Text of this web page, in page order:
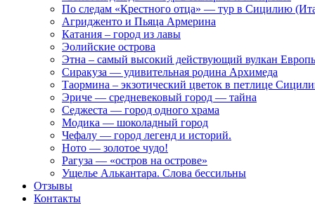
По следам «Крестного отца» — тур в Сицилию
Агридженто и Пьяца Армерина
Катания – город из лавы
Эолийские острова
Этна – самый высокий действующий вулкан
Сиракуза — удивительная родина Архимеда
Таормина – экзотический цветок в петлице
Эриче — средневековый город — тайна
Седжеста — город одного храма
Модика — шоколадный город
Чефалу — город легенд и историй.
Ното — золотое чудо!
Рагуза — «остров на острове»
Ущелье Алькантара. Слова бессильны
Отзывы
Контакты